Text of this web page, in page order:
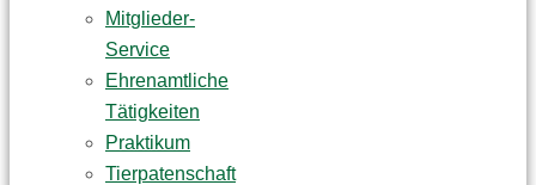
Mitglieder-
Service
Ehrenamtliche
Tätigkeiten
Praktikum
Tierpatenschaft